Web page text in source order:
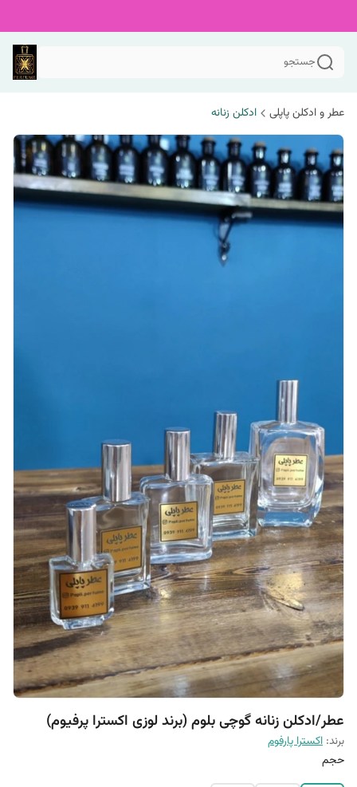
جستجو
عطر و ادکلن پاپلی ادکلن زنانه
عطر/ادکلن زنانه گوچی بلوم (برند لوزی اکسترا پرفیوم)
برند: اکسترا پارفوم
حجم